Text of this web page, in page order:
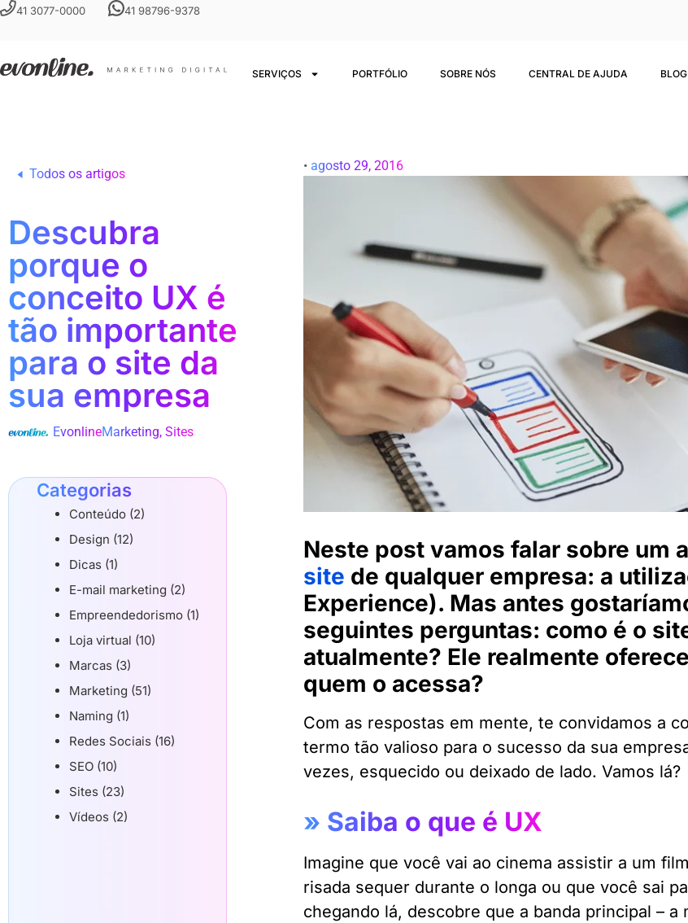
41 3077-0000 41 98796-9378
SERVIÇOS PORTFÓLIO SOBRE NÓS CENTRAL DE AJUDA BLOG
Todos os artigos
Descubra
porque o
conceito UX é
tão importante
para o site da
sua empresa
EvonlineMarketing, Sites
Categorias
Conteúdo (2)
Design (12)
Dicas (1)
E-mail marketing (2)
Empreendedorismo (1)
Loja virtual (10)
Marcas (3)
Marketing (51)
Naming (1)
Redes Sociais (16)
SEO (10)
Sites (23)
Vídeos (2)
• agosto 29, 2016
Neste post vamos falar sobre um
site de qualquer empresa: a
Experience). Mas antes
seguintes perguntas: como é o
atualmente? Ele realmente
quem o acessa?
Com as respostas em mente, te convidamos a
termo tão valioso para o sucesso da sua
vezes, esquecido ou deixado de lado. Vamos lá?
» Saiba o que é UX
Imagine que você vai ao cinema assistir a um
risada sequer durante o longa ou que você sai
chegando lá, descobre que a banda principal –a